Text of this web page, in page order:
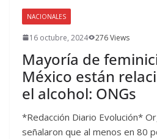
NACIONALES
16 octubre, 2024 276 Views
Mayoría de
México están
el alcohol: ONGs
*Redacción Diario Evolución*
señalaron que al menos en 80